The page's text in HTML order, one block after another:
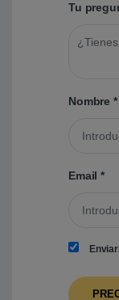
Tu
Nombre*
Email*